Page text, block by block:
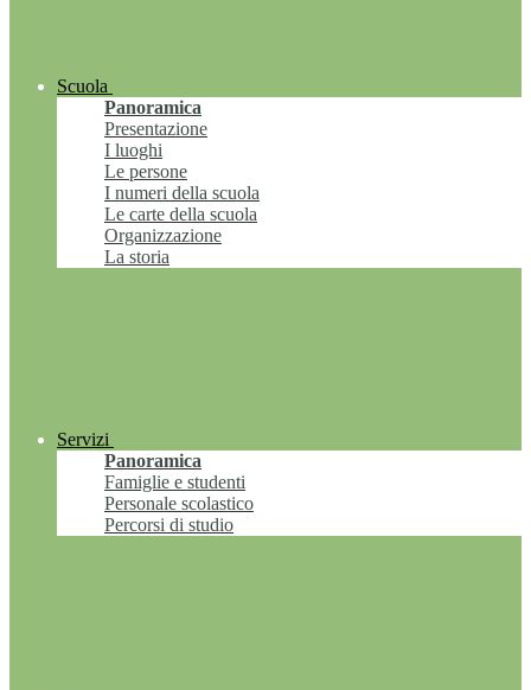
Scuola
Panoramica
Presentazione
I luoghi
Le persone
I numeri della scuola
Le carte della scuola
Organizzazione
La storia
Servizi
Panoramica
Famiglie e studenti
Personale scolastico
Percorsi di studio